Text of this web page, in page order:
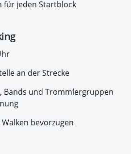
für jeden Startblock
an der Strecke
Bands und Trommlergruppen
bevorzugen